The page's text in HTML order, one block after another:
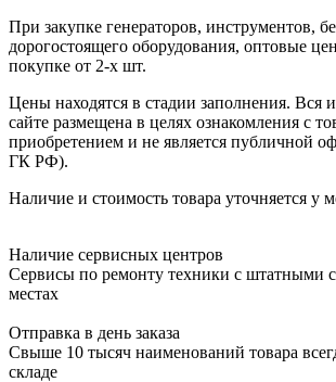
При закупке генераторов, инструментов,
дорогостоящего оборудования, оптовые
покупке от 2-х шт.
Цены находятся в стадии заполнения. Вся
сайте размещена в целях ознакомления с
приобретением и не является публичной
ГК РФ).
Наличие и стоимость товара уточняется у
Наличие сервисных центров
Сервисы по ремонту техники с штатными
местах
Отправка в день заказа
Свыше 10 тысяч наименований товара
складе